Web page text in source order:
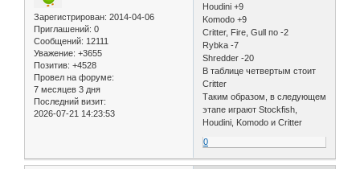
Зарегистрирован: 2014-04-06
Приглашений: 0
Сообщений: 12111
Уважение: +3655
Позитив: +4528
Провел на форуме:
7 месяцев 3 дня
Последний визит:
2026-07-21 14:23:53
Houdini +9
Komodo +9
Critter, Fire, Gull по -2
Rybka -7
Shredder -20
В таблице четвертым стоит
Critter
Таким образом, в следующем
этапе играют Stockfish,
Houdini, Komodo и Critter
0